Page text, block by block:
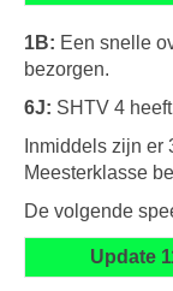
1B: Een snelle
bezorgen.
6J: SHTV 4
Inmiddels zijn er
Meesterklasse
De volgende
Update